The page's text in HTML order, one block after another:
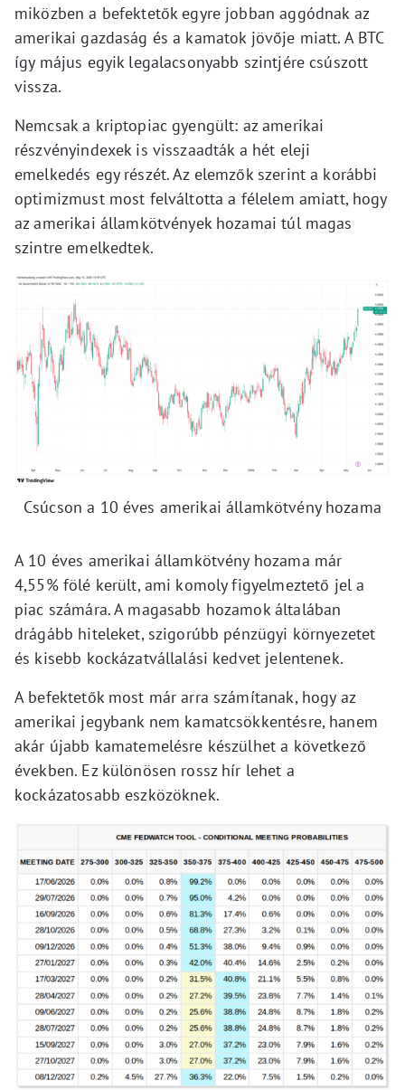
miközben a befektetők egyre jobban aggódnak az
amerikai gazdaság és a kamatok jövője miatt. A BTC
így május egyik legalacsonyabb szintjére csúszott
vissza.
Nemcsak a kriptopiac gyengült: az amerikai
részvényindexek is visszaadták a hét eleji
emelkedés egy részét. Az elemzők szerint a korábbi
optimizmust most felváltotta a félelem amiatt, hogy
az amerikai államkötvények hozamai túl magas
szintre emelkedtek.
Csúcson a 10 éves amerikai államkötvény hozama
A 10 éves amerikai államkötvény hozama már
4,55% fölé került, ami komoly figyelmeztető jel a
piac számára. A magasabb hozamok általában
drágább hiteleket, szigorúbb pénzügyi környezetet
és kisebb kockázatvállalási kedvet jelentenek.
A befektetők most már arra számítanak, hogy az
amerikai jegybank nem kamatcsökkentésre, hanem
akár újabb kamatemelésre készülhet a következő
években. Ez különösen rossz hír lehet a
kockázatosabb eszközöknek.